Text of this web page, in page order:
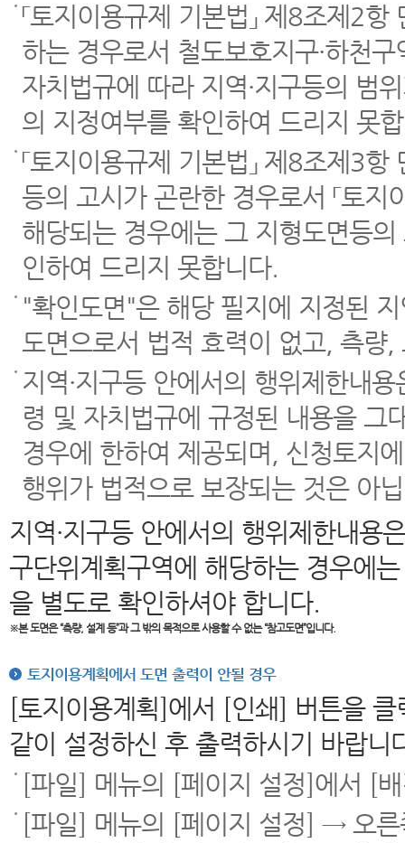
「토지이용규제 기본법」 제8조제2
하는 경우로서 철도보호지구·하천
자치법규에 따라 지역·지구등의 범
의 지정여부를 확인하여 드리지 못
「토지이용규제 기본법」 제8조제3
등의 고시가 곤란한 경우로서 「토
해당되는 경우에는 그 지형도면등
인하여 드리지 못합니다.
"확인도면"은 해당 필지에 지정된
도면으로서 법적 효력이 없고, 측량
지역·지구등 안에서의 행위제한내
령 및 자치법규에 규정된 내용을 그
경우에 한하여 제공되며, 신청토지
행위가 법적으로 보장되는 것은 아
지역·지구등 안에서의 행위제한내용
구단위계획구역에 해당하는 경우에
을 별도로 확인하셔야 합니다.
※본 도면은“측량, 설계 등”과 그 밖의 목적으로 사용할 수 없는 “참고도면”입니다.
토지이용계획에서 도면 출력이 안될 경우
[토지이용계획]에서 [인쇄] 버튼을
같이 설정하신 후 출력하시기 바랍니
[파일] 메뉴의 [페이지 설정]에서 [
[파일] 메뉴의 [페이지 설정] → 오